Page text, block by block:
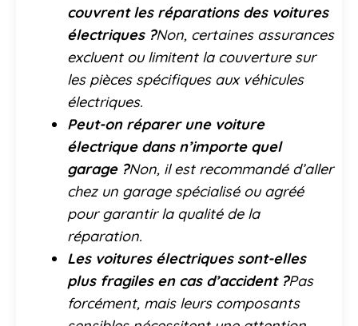
couvrent les réparations des voitures
électriques ?Non, certaines assurances
excluent ou limitent la couverture sur
les pièces spécifiques aux véhicules
électriques.
Peut-on réparer une voiture
électrique dans n’importe quel
garage ?Non, il est recommandé d’aller
chez un garage spécialisé ou agréé
pour garantir la qualité de la
réparation.
Les voitures électriques sont-elles
plus fragiles en cas d’accident ?Pas
forcément, mais leurs composants